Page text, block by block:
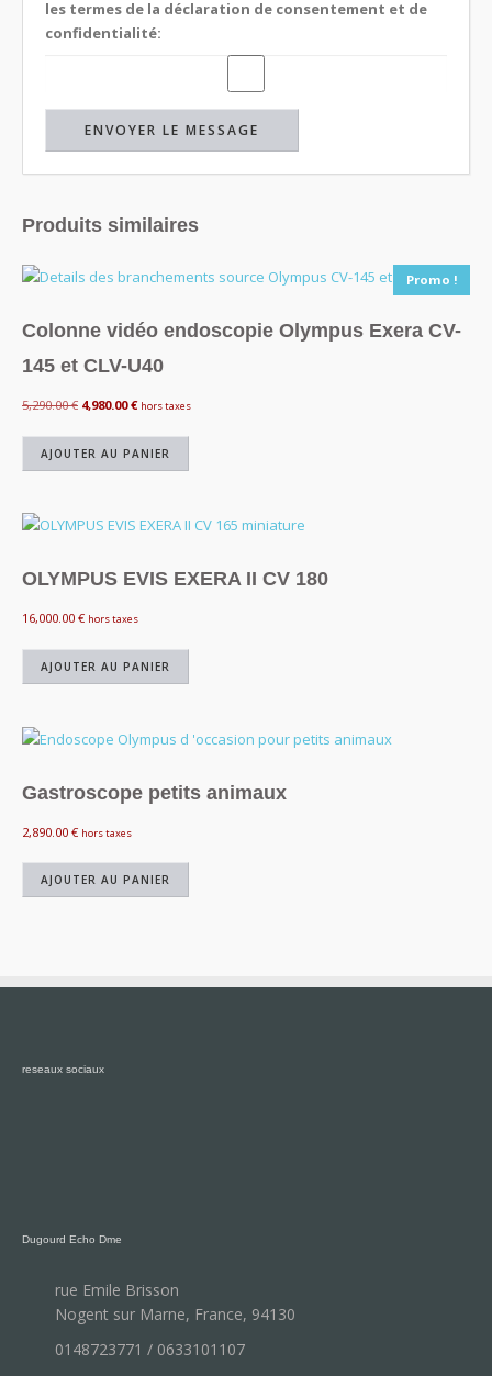
les termes de la déclaration de consentement et de
confidentialité:
Produits similaires
Promo !
Colonne vidéo endoscopie Olympus Exera CV-
145 et CLV-U40
5,290.00€ Le
initial
était :
4,980.00€Le
actuel
est :
hors taxes
AJOUTER AU PANIER
OLYMPUS EVIS EXERA II CV 180
16,000.00 € hors taxes
AJOUTER AU PANIER
Gastroscope petits animaux
2,890.00 € hors taxes
AJOUTER AU PANIER
reseaux sociaux
Dugourd Echo Dme
rue Emile Brisson
Nogent sur Marne, France, 94130
0148723771 / 0633101107